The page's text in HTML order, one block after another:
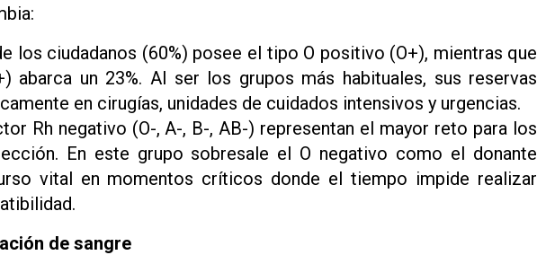
los ciudadanos (60%) posee el tipo O positivo (O+), mientras que
abarca un 23%. Al ser los grupos más habituales, sus reservas
en cirugías, unidades de cuidados intensivos y urgencias.
Rh negativo (O-, A-, B-, AB-) representan el mayor reto para los
En este grupo sobresale el O negativo como el donante
vital en momentos críticos donde el tiempo impide realizar
de sangre